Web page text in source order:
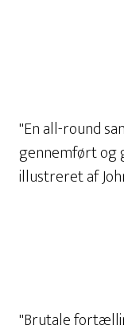
"En all-round
gennemført
illustreret af
"Brutale